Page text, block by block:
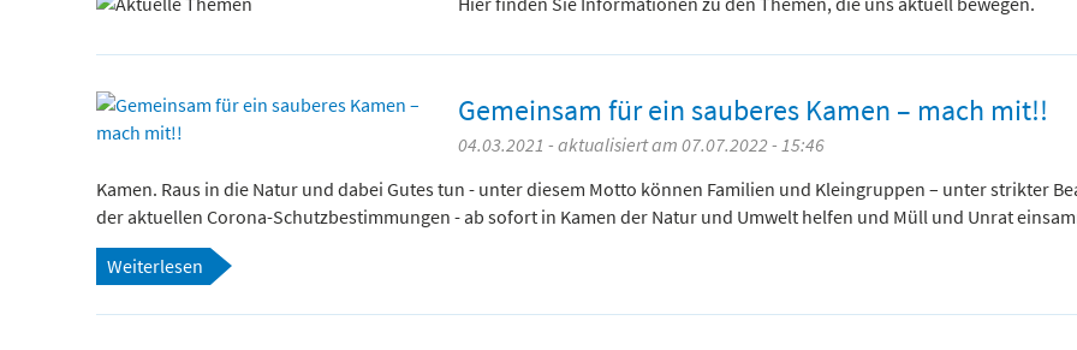
Gemeinsam für ein sauberes Kamen – mach mit!!
04.03.2021 - aktualisiert am 07.07.2022 - 15:46
Kamen. Raus in die Natur und dabei Gutes tun - unter diesem Motto können Familien und Kleingruppen – unter strikter
der aktuellen Corona-Schutzbestimmungen - ab sofort in Kamen der Natur und Umwelt helfen und Müll und Unrat
Weiterlesen